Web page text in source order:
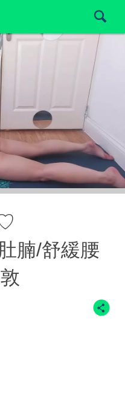
腩/舒緩腰